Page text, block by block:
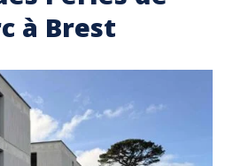
à Brest